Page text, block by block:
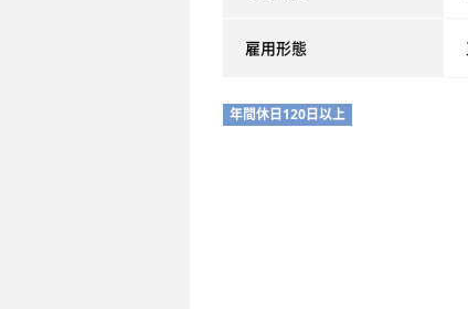
雇用形態
年間休日120日以上